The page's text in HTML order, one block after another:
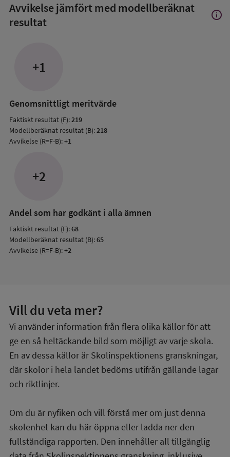
Avvikelse jämfört med modellberäknat
resultat
Visa
info
+1
Genomsnittligt meritvärde
Faktiskt resultat (F):219
Modellberäknat resultat (B):218
Avvikelse (R=F-B):+1
+2
Andel som har godkänt i alla ämnen
Faktiskt resultat (F):68
Modellberäknat resultat (B):65
Avvikelse (R=F-B):+2
Vill du veta mer?
Vi använder information från flera olika källor för att
ge en så heltäckande bild som möjligt av varje skola.
En av dessa källor är Skolinspektionens granskningar,
där skolor i hela landet bedöms utifrån gällande lagar
och riktlinjer.
Om du är nyfiken och vill förstå mer om just denna
skolenhet kan du här öppna eller ladda ner den
fullständiga rapporten. Den innehåller all tillgänglig